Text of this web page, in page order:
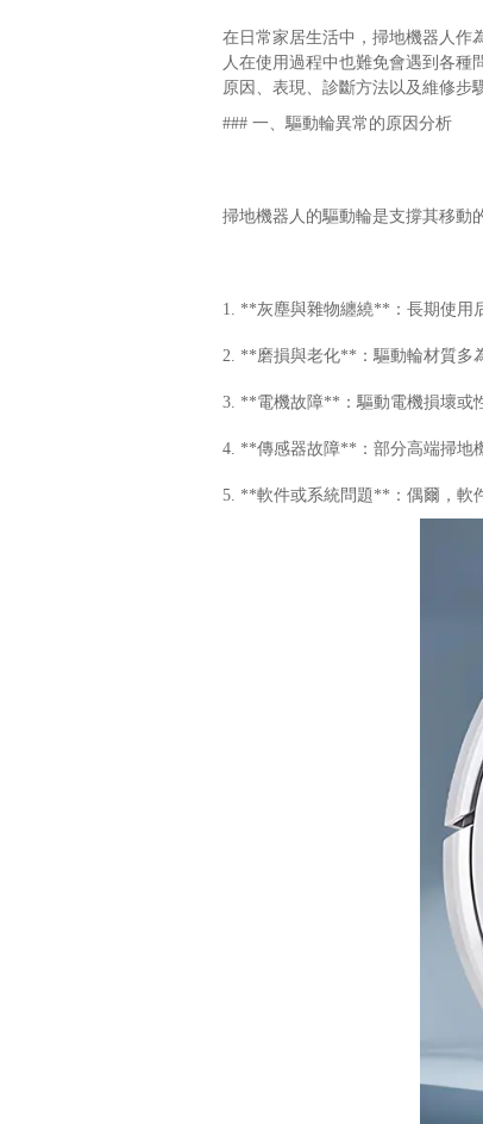
在日常家居生活中，掃地機器人作
人在使用過程中也難免會遇到各種
原因、表現、診斷方法以及維修步
### 一、驅動輪異常的原因分析
掃地機器人的驅動輪是支撐其移動
1. **灰塵與雜物纏繞**：長期使用
2. **磨損與老化**：驅動輪材質多
3. **電機故障**：驅動電機損壞或
4. **傳感器故障**：部分高端掃地
5. **軟件或系統問題**：偶爾，軟